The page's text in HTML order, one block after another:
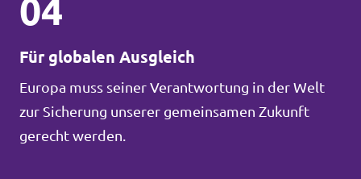
04
Für globalen Ausgleich
Europa muss seiner Verantwortung in der Welt
zur Sicherung unserer gemeinsamen Zukunft
gerecht werden.